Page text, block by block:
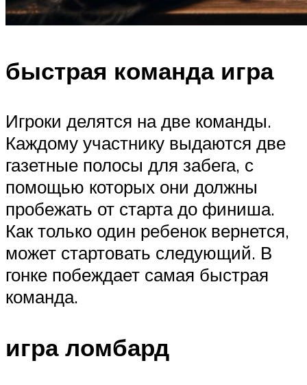
быстрая команда игра
Игроки делятся на две команды.
Каждому участнику выдаются две
газетные полосы для забега, с
помощью которых они должны
пробежать от старта до финиша.
Как только один ребенок вернется,
может стартовать следующий. В
гонке побеждает самая быстрая
команда.
игра ломбард